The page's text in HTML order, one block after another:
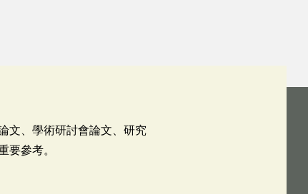
文、學術研討會論文、研究
要參考。